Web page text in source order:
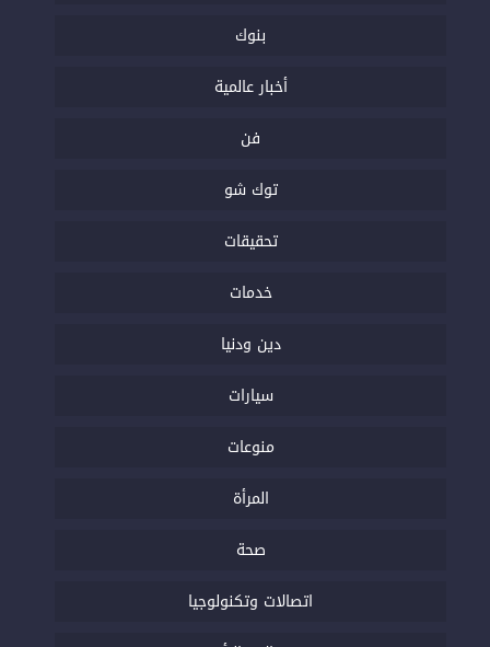
بنوك
أخبار عالمية
فن
توك شو
تحقيقات
خدمات
دين ودنيا
سيارات
منوعات
المرأة
صحة
اتصالات وتكنولوجيا